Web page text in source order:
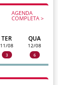
AGENDA
COMPLETA >
TER
11/08
3
QUA
12/08
6